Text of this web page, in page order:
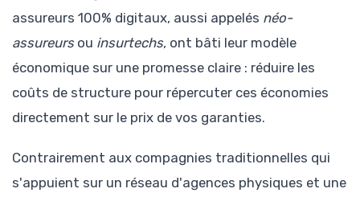
assureurs 100% digitaux, aussi appelés néo-
assureursou insurtechs, ont bâti leur modèle
économique sur une promesse claire : réduire les
coûts de structure pour répercuter ces économies
directement sur le prix de vos garanties.
Contrairement aux compagnies traditionnelles qui
s'appuient sur un réseau d'agences physiques et une